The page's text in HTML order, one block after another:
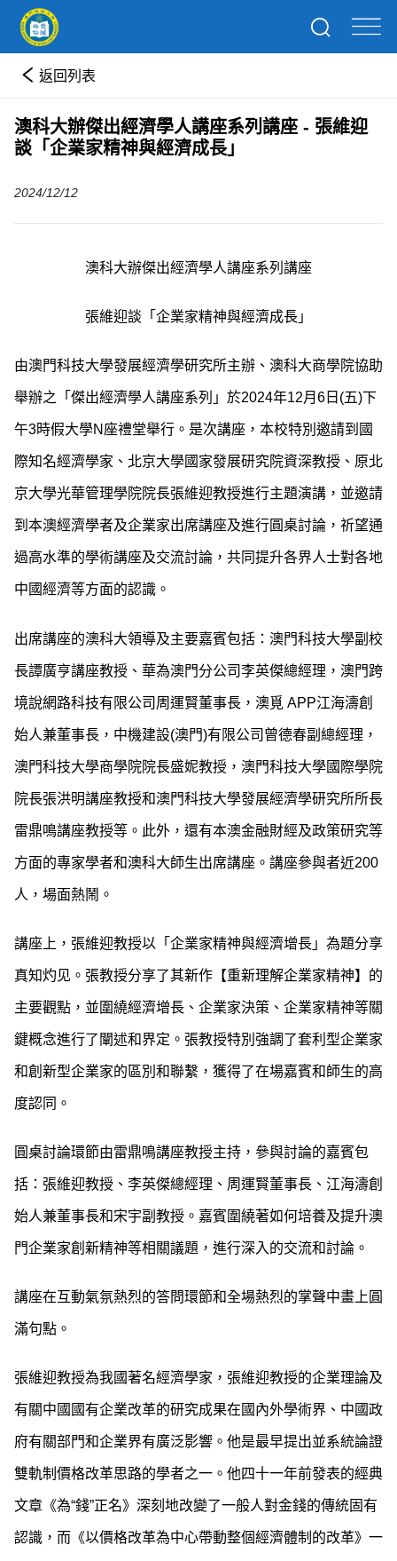
返回列表
澳科大辦傑出經濟學人講座系列講座 - 張維迎
談「企業家精神與經濟成長」
2024/12/12
澳科大辦傑出經濟學人講座系列講座
張維迎談「企業家精神與經濟成長」
由澳門科技大學發展經濟學研究所主辦、澳科大商學院協助
舉辦之「傑出經濟學人講座系列」於2024年12月6日(五)下
午3時假大學N座禮堂舉行。是次講座，本校特別邀請到國
際知名經濟學家、北京大學國家發展研究院資深教授、原北
京大學光華管理學院院長張維迎教授進行主題演講，並邀請
到本澳經濟學者及企業家出席講座及進行圓桌討論，祈望通
過高水準的學術講座及交流討論，共同提升各界人士對各地
中國經濟等方面的認識。
出席講座的澳科大領導及主要嘉賓包括：澳門科技大學副校
長譚廣亨講座教授、華為澳門分公司李英傑總經理，澳門跨
境說網路科技有限公司周運賢董事長，澳覓 APP江海濤創
始人兼董事長，中機建設(澳門)有限公司曾德春副總經理，
澳門科技大學商學院院長盛妮教授，澳門科技大學國際學院
院長張洪明講座教授和澳門科技大學發展經濟學研究所所長
雷鼎鳴講座教授等。此外，還有本澳金融財經及政策研究等
方面的專家學者和澳科大師生出席講座。講座參與者近200
人，場面熱鬧。
講座上，張維迎教授以「企業家精神與經濟增長」為題分享
真知灼见。張教授分享了其新作【重新理解企業家精神】的
主要觀點，並圍繞經濟增長、企業家決策、企業家精神等關
鍵概念進行了闡述和界定。張教授特別強調了套利型企業家
和創新型企業家的區別和聯繫，獲得了在場嘉賓和師生的高
度認同。
圓桌討論環節由雷鼎鳴講座教授主持，參與討論的嘉賓包
括：張維迎教授、李英傑總經理、周運賢董事長、江海濤創
始人兼董事長和宋宇副教授。嘉賓圍繞著如何培養及提升澳
門企業家創新精神等相關議題，進行深入的交流和討論。
講座在互動氣氛熱烈的答問環節和全場熱烈的掌聲中畫上圓
滿句點。
張維迎教授為我國著名經濟學家，張維迎教授的企業理論及
有關中國國有企業改革的研究成果在國內外學術界、中國政
府有關部門和企業界有廣泛影響。他是最早提出並系統論證
雙軌制價格改革思路的學者之一。他四十一年前發表的經典
文章《為“錢”正名》深刻地改變了一般人對金錢的傳統固有
認識，而《以價格改革為中心帶動整個經濟體制的改革》一